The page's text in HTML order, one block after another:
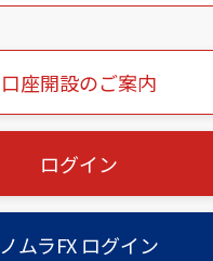
口座開設のご案内
ログイン
ノムラFX ログイン